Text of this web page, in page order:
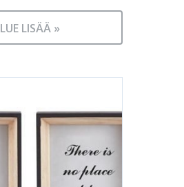
LUE LISÄÄ »